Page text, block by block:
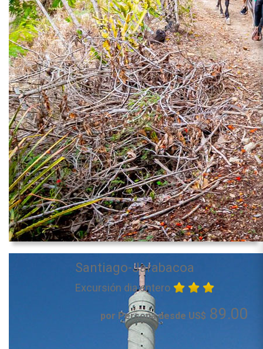
Santiago-Jarabacoa
Excursión dia entero
por Persona desde US$ 89.00